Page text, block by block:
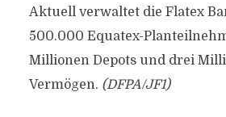
Aktuell verwaltet die Flatex
500.000 Equatex-
Millionen Depots und drei
Vermögen. (DFPA/JF1)